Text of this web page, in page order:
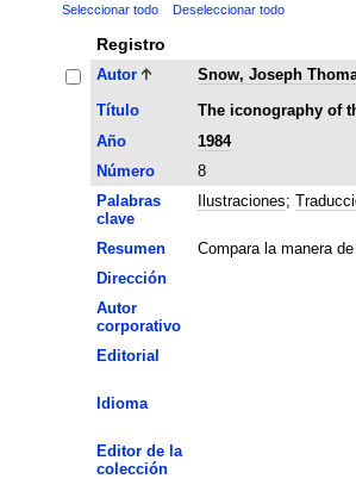
Seleccionar todo Deseleccionar todo
Registro
Autor
Snow, Joseph
Título
The iconography of
Año
1984
Número
8
Palabras
clave
Ilustraciones;
Resumen
Compara la manera
Dirección
Autor
corporativo
Editorial
Idioma
Editor de la
colección